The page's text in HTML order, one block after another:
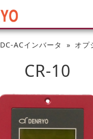
DC-ACインバータ オプ
CR-10